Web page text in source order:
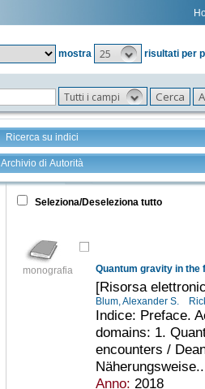
mostra
25 risultati per
Tutti i campi
Ricerca su indici
Archivio di Autorità
Tutto +
Seleziona/Deseleziona tutto
monografia Quantum gravity in
[Risorsa
Blum, Alexander S.
Indice: Preface.
domains: 1.
encounters /
Anno: 2018